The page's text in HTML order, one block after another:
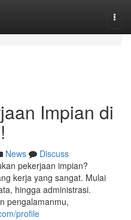
Impian di
News
Discuss
pekerjaan impian?
kerja yang sangat. Mulai
hingga administrasi.
pengalamanmu,
profile